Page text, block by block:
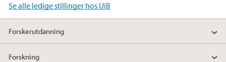
Se alle ledige stillinger hos UiB
Forskerutdanning
Forskning